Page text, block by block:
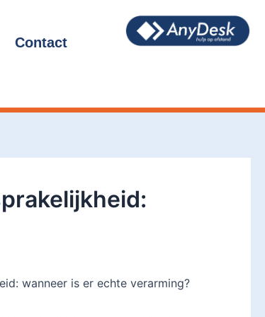
Contact
wanneer is er echte verarming?